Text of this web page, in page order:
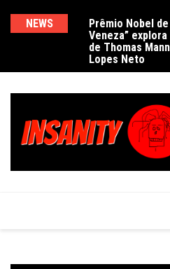
NEWS
Prêmio Nobel
Veneza”
de Thomas
Lopes Neto